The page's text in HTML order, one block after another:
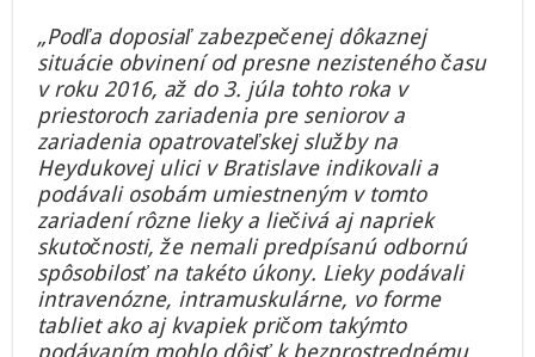
„Podľa doposiaľ zabezpečenej dôkaznej
situácie obvinení od presne nezisteného času
v roku 2016, až do 3. júla tohto roka v
priestoroch zariadenia pre seniorov a
zariadenia opatrovateľskej služby na
Heydukovej ulici v Bratislave indikovali a
podávali osobám umiestneným v tomto
zariadení rôzne lieky a liečivá aj napriek
skutočnosti, že nemali predpísanú odbornú
spôsobilosť na takéto úkony. Lieky podávali
intravenózne, intramuskulárne, vo forme
tabliet ako aj kvapiek pričom takýmto
podávaním mohlo dôjsť k bezprostrednému